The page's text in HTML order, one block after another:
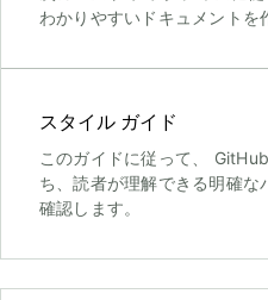
わかりやすいドキュメントを
スタイル ガイド
このガイドに従って、
ち、読者が理解できる明確な
確認します。